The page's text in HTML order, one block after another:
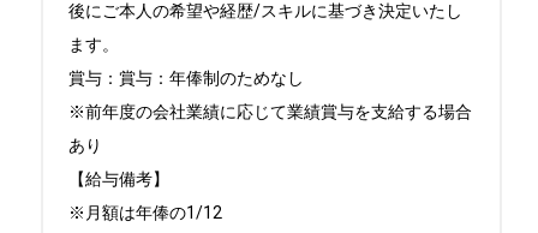
後にご本人の希望や経歴/スキルに基づき決定いたし
ます。
賞与：賞与：年俸制のためなし
※前年度の会社業績に応じて業績賞与を支給する場合
あり
【給与備考】
※月額は年俸の1/12